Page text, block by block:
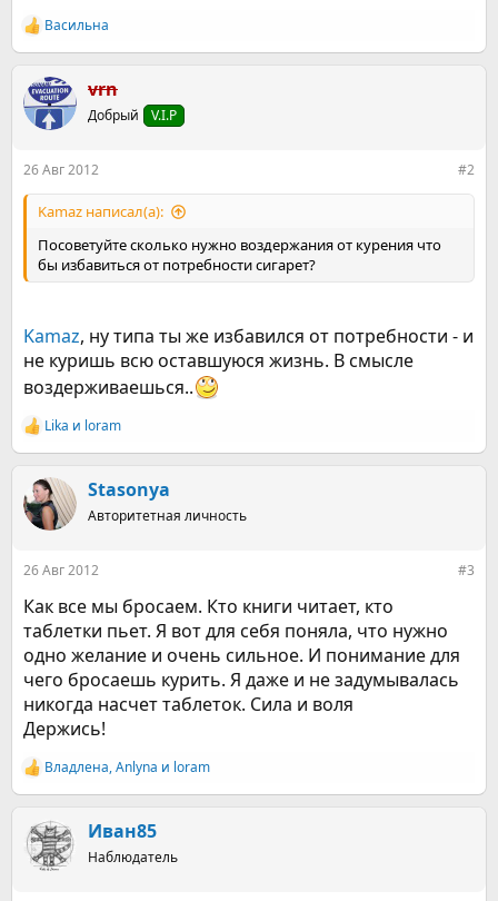
Р
е
к
ц
и
Васильна
vrn
Добрый V.I.P
26 Авг 2012 #2
Kamaz написал(а):
Посоветуйте сколько нужно воздержания от курения что
бы избавиться от потребности сигарет?
Kamaz, ну типа ты же избавился от потребности - и
не куришь всю оставшуюся жизнь. В смысле
воздерживаешься..
Р
е
ц
и
Lika и loram
Stasonya
Авторитетная личность
26 Авг 2012 #3
Как все мы бросаем. Кто книги читает, кто
таблетки пьет. Я вот для себя поняла, что нужно
одно желание и очень сильное. И понимание для
чего бросаешь курить. Я даже и не задумывалась
никогда насчет таблеток. Сила и воля
Держись!
Р
е
ц
и
Владлена,Anlyna и loram
Иван85
Наблюдатель